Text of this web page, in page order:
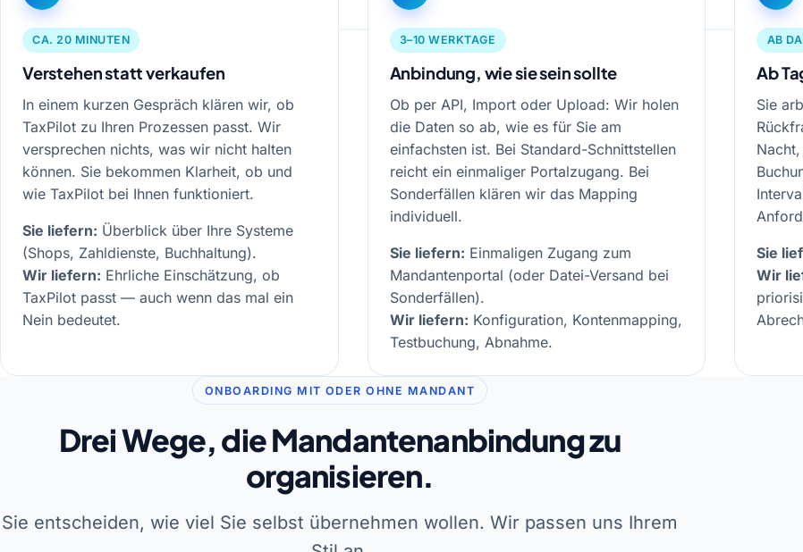
CA. 20 MINUTEN
Verstehen statt verkaufen
In einem kurzen Gespräch klären wir, ob
TaxPilot zu Ihren Prozessen passt. Wir
versprechen nichts, was wir nicht halten
können. Sie bekommen Klarheit, ob und
wie TaxPilot bei Ihnen funktioniert.
Sie liefern: Überblick über Ihre Systeme
(Shops, Zahldienste, Buchhaltung).
Wir liefern: Ehrliche Einschätzung, ob
TaxPilot passt — auch wenn das mal ein
Nein bedeutet.
3–10 WERKTAGE
Anbindung, wie sie sein sollte
Ob per API, Import oder Upload: Wir holen
die Daten so ab, wie es für Sie am
einfachsten ist. Bei Standard-Schnittstellen
reicht ein einmaliger Portalzugang. Bei
Sonderfällen klären wir das Mapping
individuell.
Sie liefern: Einmaligen Zugang zum
Mandantenportal (oder Datei-Versand bei
Sonderfällen).
Wir liefern: Konfiguration, Kontenmapping,
Testbuchung, Abnahme.
AB
Ab
Sie
Sie
Wir
ONBOARDING MIT ODER OHNE MANDANT
Drei Wege, die Mandantenanbindung zu
organisieren.
Sie entscheiden, wie viel Sie selbst übernehmen wollen. Wir passen uns Ihrem